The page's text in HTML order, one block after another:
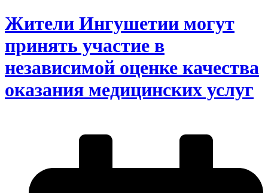
Жители Ингушетии могут
принять участие в
независимой оценке качества
оказания медицинских услуг